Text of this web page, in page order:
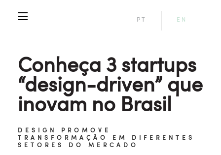
PT EN
Conheça 3 startups
“design-driven” que
inovam no Brasil
DESIGN PROMOVE
TRANSFORMAÇÃO EM DIFERENTES
SETORES DO MERCADO